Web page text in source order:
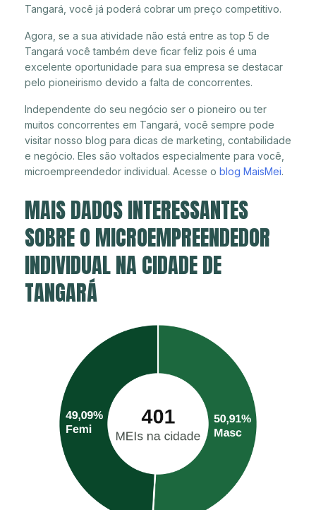
Tangará, você já poderá cobrar um preço competitivo.
Agora, se a sua atividade não está entre as top 5 de
Tangará você também deve ficar feliz pois é uma
excelente oportunidade para sua empresa se destacar
pelo pioneirismo devido a falta de concorrentes.
Independente do seu negócio ser o pioneiro ou ter
muitos concorrentes em Tangará, você sempre pode
visitar nosso blog para dicas de marketing, contabilidade
e negócio. Eles são voltados especialmente para você,
microempreendedor individual. Acesse o blog MaisMei.
MAIS DADOS INTERESSANTES
SOBRE O MICROEMPREENDEDOR
INDIVIDUAL NA CIDADE DE
TANGARÁ